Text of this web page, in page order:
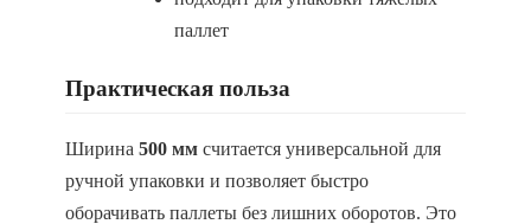
паллет
Практическая польза
Ширина 500 мм считается универсальной для
ручной упаковки и позволяет быстро
оборачивать паллеты без лишних оборотов. Это